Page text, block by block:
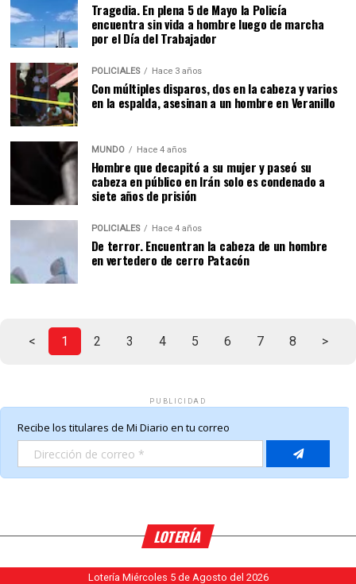
Tragedia. En plena 5 de Mayo la Policía
encuentra sin vida a hombre luego de marcha
por el Día del Trabajador
POLICIALES Hace 3 años
Con múltiples disparos, dos en la cabeza y varios
en la espalda, asesinan a un hombre en Veranillo
MUNDO Hace 4 años
Hombre que decapitó a su mujer y paseó su
cabeza en público en Irán solo es condenado a
siete años de prisión
POLICIALES Hace 4 años
De terror. Encuentran la cabeza de un hombre
en vertedero de cerro Patacón
< 1 2 3 4 5 6 7 8 >
PUBLICIDAD
LOTERÍA
Lotería Miércoles 5 de Agosto del 2026